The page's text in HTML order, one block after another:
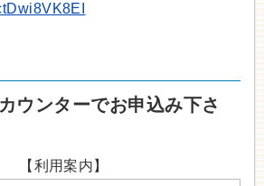
ウンターでお申込み下さ
【利用案内】